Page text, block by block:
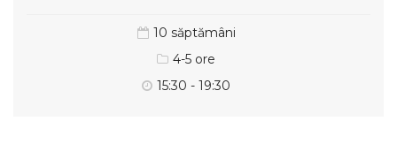
10 săptămâni
4-5 ore
15:30 - 19:30